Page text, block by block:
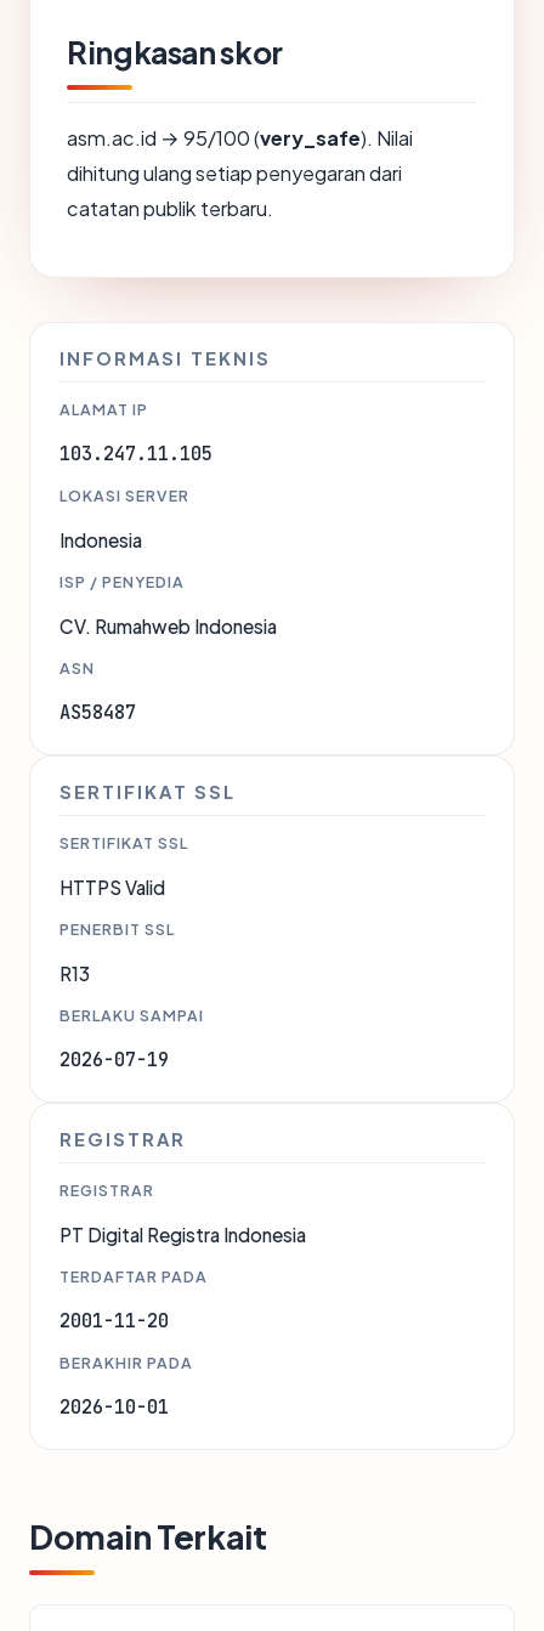
Ringkasan skor
asm.ac.id → 95/100 (very_safe). Nilai
dihitung ulang setiap penyegaran dari
catatan publik terbaru.
INFORMASI TEKNIS
ALAMAT IP
103.247.11.105
LOKASI SERVER
Indonesia
ISP / PENYEDIA
CV. Rumahweb Indonesia
ASN
AS58487
SERTIFIKAT SSL
SERTIFIKAT SSL
HTTPS Valid
PENERBIT SSL
R13
BERLAKU SAMPAI
2026-07-19
REGISTRAR
REGISTRAR
PT Digital Registra Indonesia
TERDAFTAR PADA
2001-11-20
BERAKHIR PADA
2026-10-01
Domain Terkait